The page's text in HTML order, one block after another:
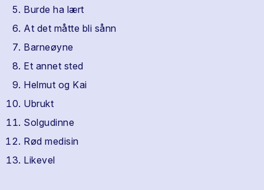
Burde ha lært
At det måtte bli sånn
Barneøyne
Et annet sted
Helmut og Kai
Ubrukt
Solgudinne
Rød medisin
Likevel